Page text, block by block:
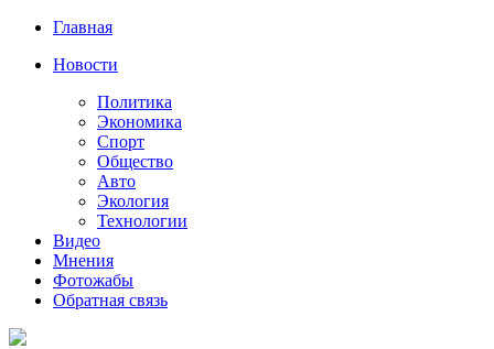
Главная
Новости
Политика
Экономика
Спорт
Общество
Авто
Экология
Технологии
Видео
Мнения
Фотожабы
Обратная связь